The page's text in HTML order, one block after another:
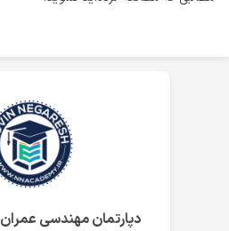
دپارتمان مهندسی